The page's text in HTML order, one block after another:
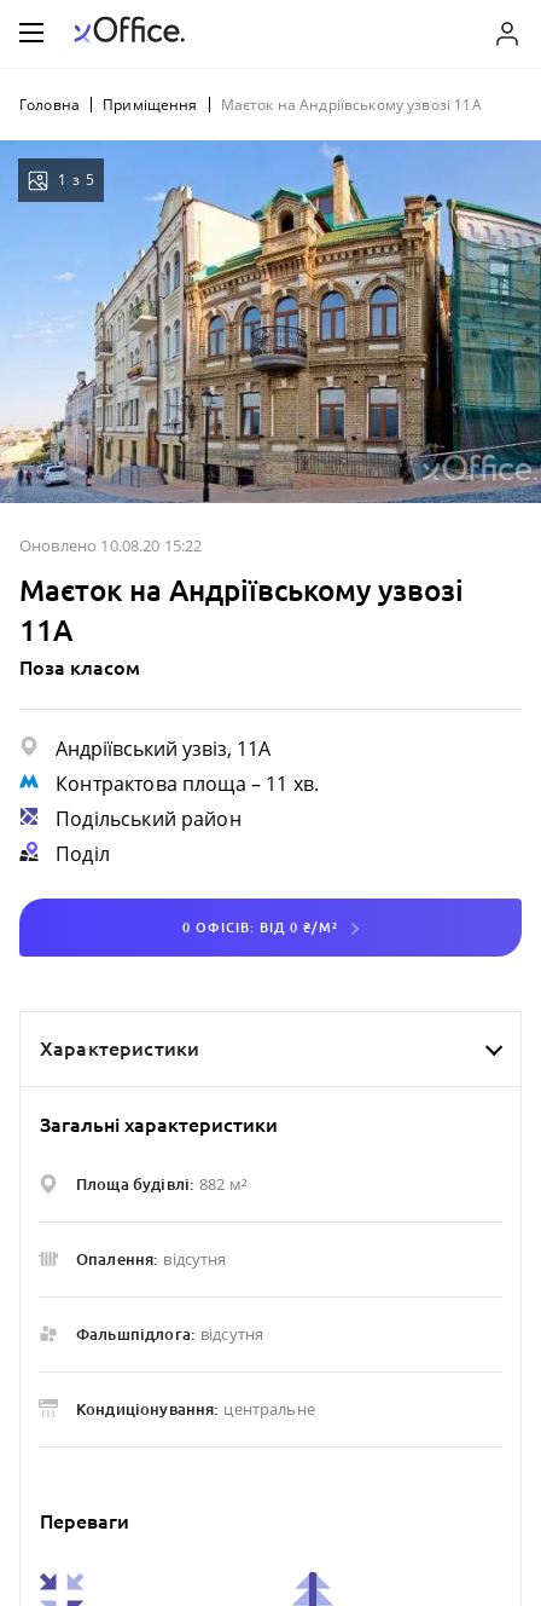
Головна Приміщення Маєток на Андріївському узвозі 11А
Оновлено 10.08.20 15:22
Маєток на Андріївському узвозі
11А
Поза класом
Андріївський узвіз, 11А
Контрактова площа – 11 хв.
Подільський район
Поділ
0 ОФІСІВ: ВІД 0 ₴/М²
1 з 5
Характеристики
Загальні характеристики
Площа будівлі: 882 м²
Опалення: відсутня
Фальшпідлога: відсутня
Кондиціонування: центральне
Переваги